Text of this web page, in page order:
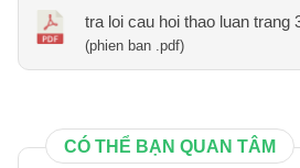
tra loi cau hoi thao luan trang
(phien ban .pdf)
CÓ THỂ BẠN QUAN TÂM